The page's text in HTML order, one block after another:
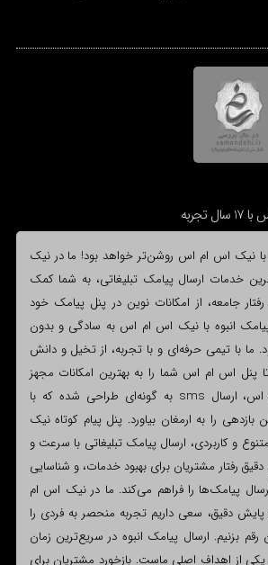
نیک اس ام اس روشن‌تر خواهد بود! ما در نیک
خدمات ارسال پیامک تبلیغاتی، به شما کمک
جامعه، از امکانات نوین در پنل پیامک خود
انبوه با نیک اس ام اس به سادگی و بدون
ما با تیمی حرفه‌ای و با تجربه، از تخیل و دانش
پنل اس ام اس شما را به بهترین امکانات مجهز
کنیم. در نیک اس ام اس، ارسال sms به گونه‌ای طراحی شده که با
را به ارمغان بیاورد. پنل پیام کوتاه نیک
و کاربردی، ارسال پیامک تبلیغاتی با سرعت و
رفتار مشتریان برای بهبود خدمات، و شناسایی
پیامک‌ها را فراهم می‌کند. ما در نیک اس ام
پایش دقیق، سعی داریم تجربه منحصر به فردی را
رقم بزنیم. ارسال پیامک انبوه در سریع‌ترین زمان
یکی از اهداف اصلی ماست. بازخورد مشتریان برای